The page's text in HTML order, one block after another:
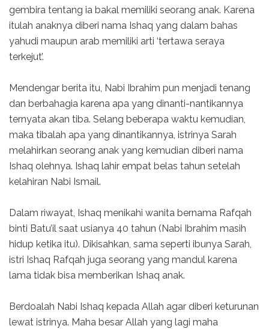
gembira tentang ia bakal memiliki seorang anak. Karena
itulah anaknya diberi nama Ishaq yang dalam bahas
yahudi maupun arab memiliki arti ‘tertawa seraya
terkejut’.
Mendengar berita itu, Nabi Ibrahim pun menjadi tenang
dan berbahagia karena apa yang dinanti-nantikannya
ternyata akan tiba. Selang beberapa waktu kemudian,
maka tibalah apa yang dinantikannya, istrinya Sarah
melahirkan seorang anak yang kemudian diberi nama
Ishaq olehnya. Ishaq lahir empat belas tahun setelah
kelahiran Nabi Ismail.
Dalam riwayat, Ishaq menikahi wanita bernama Rafqah
binti Batu’il saat usianya 40 tahun (Nabi Ibrahim masih
hidup ketika itu). Dikisahkan, sama seperti ibunya Sarah,
istri Ishaq Rafqah juga seorang yang mandul karena
lama tidak bisa memberikan Ishaq anak.
Berdoalah Nabi Ishaq kepada Allah agar diberi keturunan
lewat istrinya. Maha besar Allah yang lagi maha